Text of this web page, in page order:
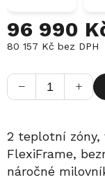
96 990
80 157 Kč bez DPH
cena:
+
−
2 teplotní zóny,
FlexiFrame,
náročné